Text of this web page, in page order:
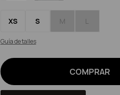
XS S M L
Guía de talles
COMPRAR